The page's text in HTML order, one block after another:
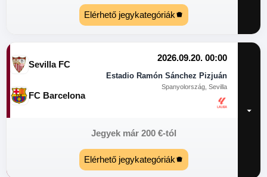
Elérhető jegykategóriák
Sevilla FC
2026.09.20. 00:00
Estadio Ramón Sánchez Pizjuán
Spanyolország, Sevilla
FC Barcelona
Jegyek már 200 €-tól
Elérhető jegykategóriák